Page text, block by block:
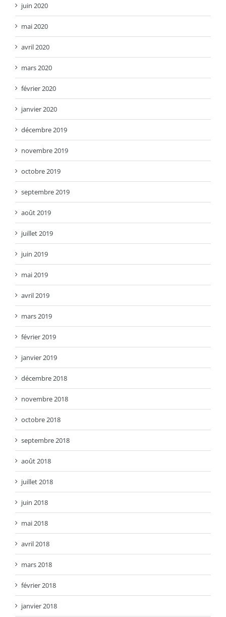
juin 2020
mai 2020
avril 2020
mars 2020
février 2020
janvier 2020
décembre 2019
novembre 2019
octobre 2019
septembre 2019
août 2019
juillet 2019
juin 2019
mai 2019
avril 2019
mars 2019
février 2019
janvier 2019
décembre 2018
novembre 2018
octobre 2018
septembre 2018
août 2018
juillet 2018
juin 2018
mai 2018
avril 2018
mars 2018
février 2018
janvier 2018